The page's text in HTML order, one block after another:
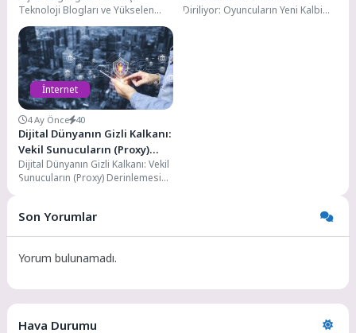
Teknoloji Blogları ve Yükselen
Değeri Dijital Bilgi Ağının Kilit
Taşı:...
Diriliyor: Oyuncuların Yeni Kalbi
İnternet
4 Ay Önce 40
Dijital Dünyanın Gizli Kalkanı:
Vekil Sunucuların (Proxy)
Derinlemesine İncelenmesi
ve Tarihsel Yolculuğu
Dijital Dünyanın Gizli Kalkanı: Vekil
Sunucuların (Proxy) Derinlemesine
Son Yorumlar
Yorum bulunamadı.
Hava Durumu